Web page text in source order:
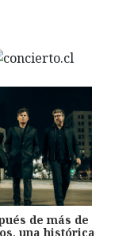
de más de
una histórica